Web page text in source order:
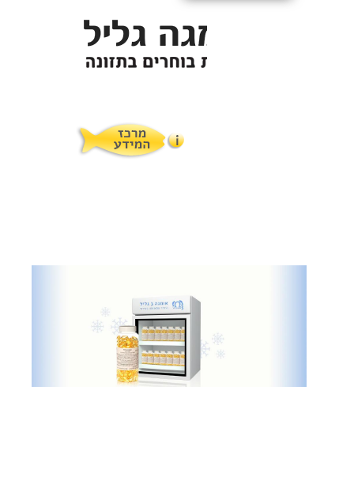
פרוטוקול אומגה
מרכז המטפלים
מרכז המידע
צור קשר